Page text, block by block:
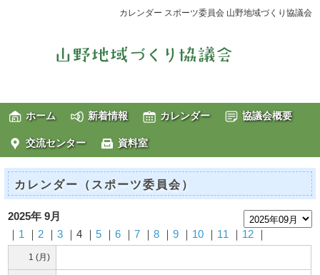
カレンダー スポーツ委員会 山野地域づくり協議会
ホーム 新着情報 カレンダー 協議会概要
交流センター 資料室
カレンダー（スポーツ委員会）
2025年 9月
1 2 ｜3 ｜4 ｜5 ｜6 ｜7 ｜8 ｜9 10 11 12
1 (月)